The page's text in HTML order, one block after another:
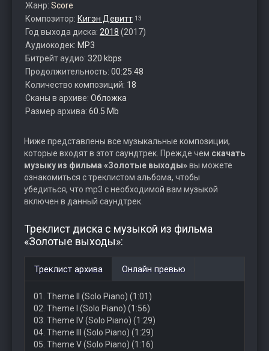
Жанр: Score
Композитор: Кигэн Девитт 13
Год выхода диска: 2018 (2017)
Аудиокодек: MP3
Битрейт аудио: 320 kbps
Продолжительность: 00:25:48
Количество композиций: 18
Сканы в архиве: Обложка
Размер архива: 60.5 Mb
Ниже представлены все музыкальные композиции,
которые входят в этот саундтрек. Прежде чем скачать
музыку из фильма «Золотые выходы»вы можете
ознакомиться с треклистом альбома, чтобы
убедиться, что mp3 с необходимой вам музыкой
включен в данный саундтрек.
Треклист диска с музыкой из фильма
«Золотые выходы»:
Треклист архива Онлайн превью
01. Theme II (Solo Piano) (1:01)
02. Theme I (Solo Piano) (1:56)
03. Theme IV (Solo Piano) (1:29)
04. Theme III (Solo Piano) (1:29)
05. Theme V (Solo Piano) (1:16)